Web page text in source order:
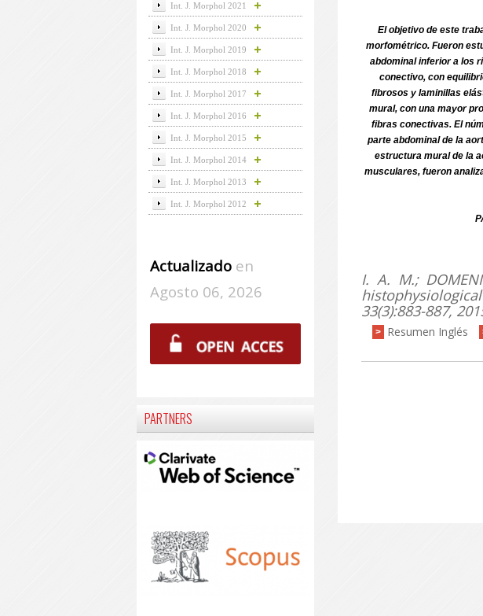
El objetivo de este
morfométrico. Fueron
abdominal inferior a los
conectivo, con
fibrosos y laminillas
mural, con una mayor
fibras conectivas. El
parte abdominal de la
estructura mural de la
musculares, fueron
I. A. M.;
33(3):883-887,
> Resumen Inglés
Int. J. Morphol 2021
Int. J. Morphol 2020
Int. J. Morphol 2019
Int. J. Morphol 2018
Int. J. Morphol 2017
Int. J. Morphol 2016
Int. J. Morphol 2015
Int. J. Morphol 2014
Int. J. Morphol 2013
Int. J. Morphol 2012
Actualizadoen
Agosto 06, 2026
PARTNERS